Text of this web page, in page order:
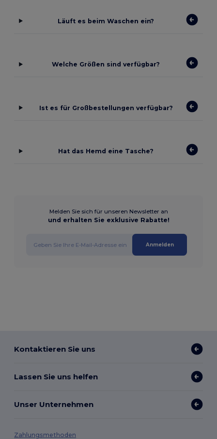
Läuft es beim Waschen ein?
Welche Größen sind verfügbar?
Ist es für Großbestellungen verfügbar?
Hat das Hemd eine Tasche?
Melden Sie sich für unseren Newsletter an
und erhalten Sie exklusive Rabatte!
Anmelden
Kontaktieren Sie uns
Lassen Sie uns helfen
Unser Unternehmen
Zahlungsmethoden